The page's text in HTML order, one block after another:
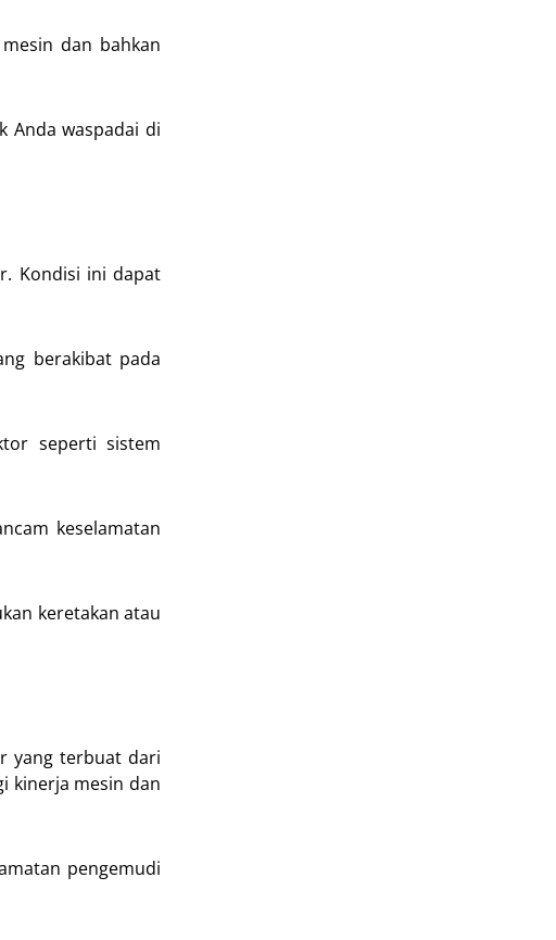
dan bahkan
Anda waspadai di
Kondisi ini dapat
berakibat pada
seperti sistem
keselamatan
keretakan atau
yang terbuat dari
kinerja mesin dan
pengemudi